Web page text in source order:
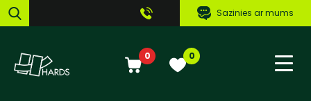
Sazinies ar mums
0 0